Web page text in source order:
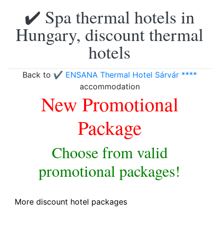
✔️ Spa thermal hotels in
Hungary, discount thermal
hotels
Back to ✔️ ENSANA Thermal Hotel Sárvár ****
accommodation
New Promotional
Package
Choose from valid
promotional packages!
More discount hotel packages